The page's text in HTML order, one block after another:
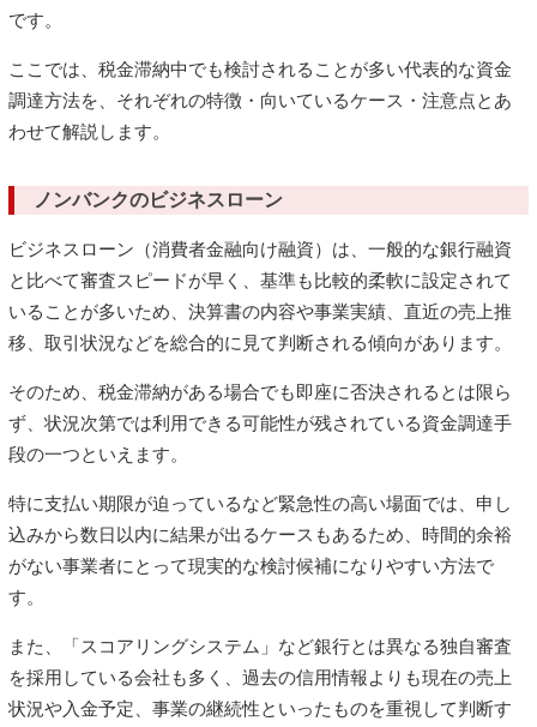
です。
ここでは、税金滞納中でも検討されることが多い代表的な資金
調達方法を、それぞれの特徴・向いているケース・注意点とあ
わせて解説します。
ノンバンクのビジネスローン
ビジネスローン（消費者金融向け融資）は、一般的な銀行融資
と比べて審査スピードが早く、基準も比較的柔軟に設定されて
いることが多いため、決算書の内容や事業実績、直近の売上推
移、取引状況などを総合的に見て判断される傾向があります。
そのため、税金滞納がある場合でも即座に否決されるとは限ら
ず、状況次第では利用できる可能性が残されている資金調達手
段の一つといえます。
特に支払い期限が迫っているなど緊急性の高い場面では、申し
込みから数日以内に結果が出るケースもあるため、時間的余裕
がない事業者にとって現実的な検討候補になりやすい方法で
す。
また、「スコアリングシステム」など銀行とは異なる独自審査
を採用している会社も多く、過去の信用情報よりも現在の売上
状況や入金予定、事業の継続性といったものを重視して判断す